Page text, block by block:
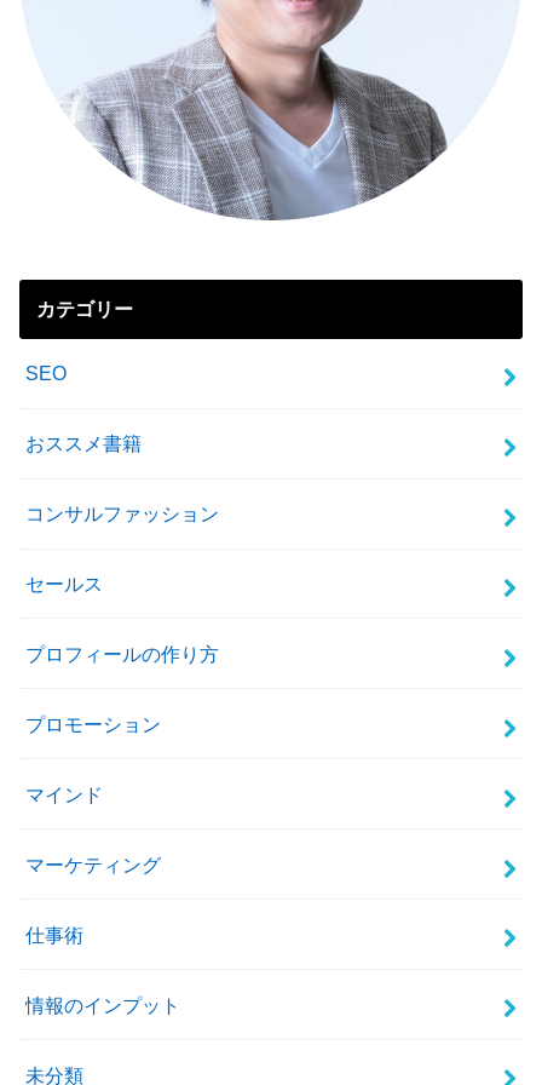
カテゴリー
SEO
おススメ書籍
コンサルファッション
セールス
プロフィールの作り方
プロモーション
マインド
マーケティング
仕事術
情報のインプット
未分類